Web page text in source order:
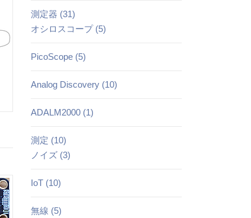
測定器 (31)
オシロスコープ (5)
PicoScope (5)
Analog Discovery (10)
ADALM2000 (1)
測定 (10)
ノイズ (3)
IoT (10)
無線 (5)